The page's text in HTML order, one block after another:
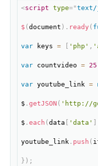
<script type="text/
$ ( document ) . ready (
var keys = 'php' ,
var countvideo = 25
var youtube_link =
$ . getJSON ( 'http://
$ . each ( data 'data'
youtube_link. push (
} ) ;